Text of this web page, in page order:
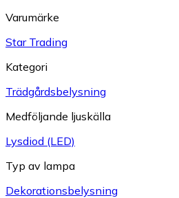
Varumärke
Star Trading
Kategori
Trädgårdsbelysning
Medföljande ljuskälla
Lysdiod (LED)
Typ av lampa
Dekorationsbelysning